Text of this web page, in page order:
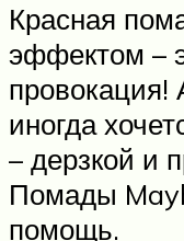
Красная
эффектом –
провокация!
иногда
– дерзкой и
Помады
помощь.